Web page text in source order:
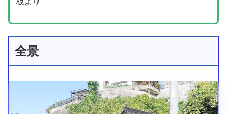
全景